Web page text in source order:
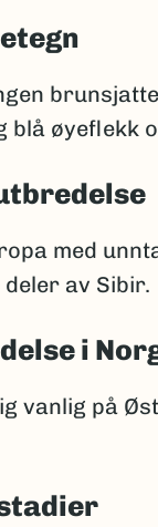
blå øyeflekk
med
av Sibir.
i
vanlig på